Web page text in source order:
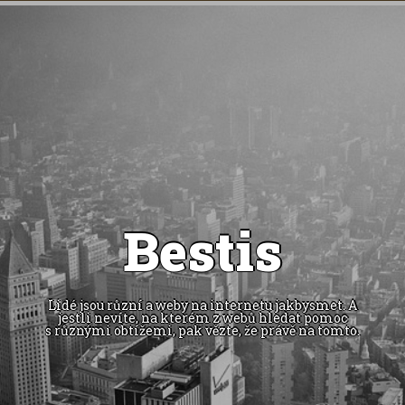
Bestis
Lidé jsou různí a weby na internetu jakbysmet. A
jestli nevíte, na kterém z webů hledat pomoc
s různými obtížemi, pak vězte, že právě na tomto.